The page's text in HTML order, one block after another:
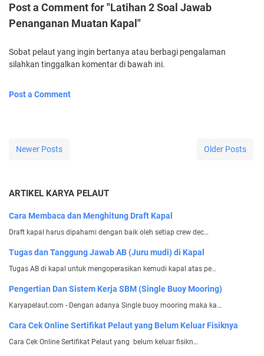
Post a Comment for "Latihan 2 Soal Jawab
Penanganan Muatan Kapal"
Sobat pelaut yang ingin bertanya atau berbagi pengalaman
silahkan tinggalkan komentar di bawah ini.
Post a Comment
Newer Posts Older Posts
ARTIKEL KARYA PELAUT
Cara Membaca dan Menghitung Draft Kapal
Draft kapal harus dipahami dengan baik oleh setiap crew dec…
Tugas dan Tanggung Jawab AB (Juru mudi) di Kapal
Tugas AB di kapal untuk mengoperasikan kemudi kapal atas pe…
Pengertian Dan Sistem Kerja SBM (Single Buoy Mooring)
Karyapelaut.com - Dengan adanya Single buoy mooring maka ka…
Cara Cek Online Sertifikat Pelaut yang Belum Keluar Fisiknya
Cara Cek Online Sertifikat Pelaut yang belum keluar fisikn…